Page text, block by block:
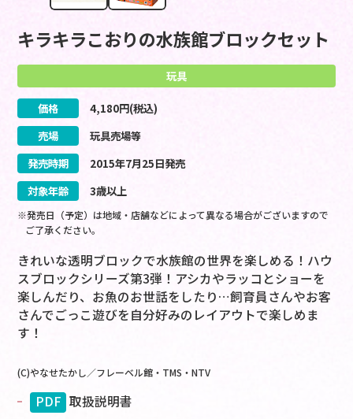
キラキラこおりの水族館ブロックセット
玩具
価格 4,180円(税込)
売場
玩具売場等
発売時期
2015年7月25日発売
対象年齢
3歳以上
※発売日（予定）は地域・店舗などによって異なる場合がございますので
ご了承ください。
きれいな透明ブロックで水族館の世界を楽しめる！ハウ
スブロックシリーズ第3弾！アシカやラッコとショーを
楽しんだり、お魚のお世話をしたり…飼育員さんやお客
さんでごっこ遊びを自分好みのレイアウトで楽しめま
す！
(C)やなせたかし／フレーベル館・TMS・NTV
PDF 取扱説明書